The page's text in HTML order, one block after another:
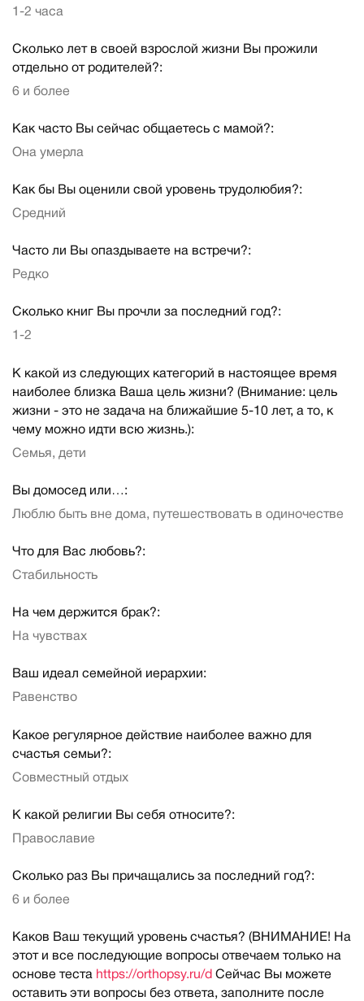
1-2 часа
Сколько лет в своей взрослой жизни Вы прожили
отдельно от родителей?:
6 и более
Как часто Вы сейчас общаетесь с мамой?:
Она умерла
Как бы Вы оценили свой уровень трудолюбия?:
Средний
Часто ли Вы опаздываете на встречи?:
Редко
Сколько книг Вы прочли за последний год?:
1-2
К какой из следующих категорий в настоящее время
наиболее близка Ваша цель жизни? (Внимание: цель
жизни - это не задача на ближайшие 5-10 лет, а то, к
чему можно идти всю жизнь.):
Семья, дети
Вы домосед или…:
Люблю быть вне дома, путешествовать в одиночестве
Что для Вас любовь?:
Стабильность
На чем держится брак?:
На чувствах
Ваш идеал семейной иерархии:
Равенство
Какое регулярное действие наиболее важно для
счастья семьи?:
Совместный отдых
К какой религии Вы себя относите?:
Православие
Сколько раз Вы причащались за последний год?:
6 и более
Каков Ваш текущий уровень счастья? (ВНИМАНИЕ! На
этот и все последующие вопросы отвечаем только на
основе теста https://orthopsy.ru/d Сейчас Вы можете
оставить эти вопросы без ответа, заполните после